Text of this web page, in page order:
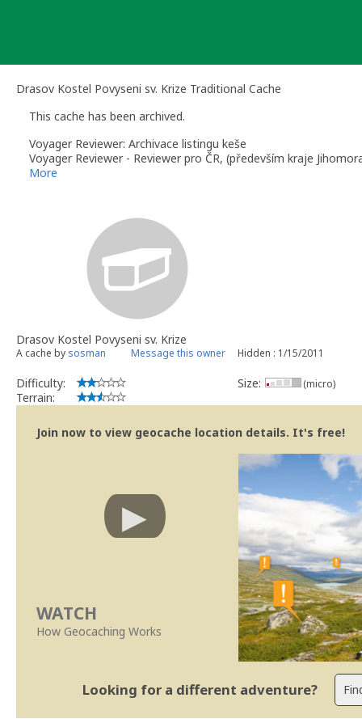
Drasov Kostel Povyseni sv. Krize Traditional Cache
This cache has been archived.
Voyager Reviewer: Archivace listingu keše
Voyager Reviewer - Reviewer pro ČR, (především kraje
More
Drasov Kostel Povyseni sv. Krize
A cache by sosman Message this owner Hidden : 1/15/2011
Difficulty:
Terrain:
Size: (micro)
Join now to view geocache location details. It's free!
WATCH
How Geocaching Works
Looking for a different adventure?